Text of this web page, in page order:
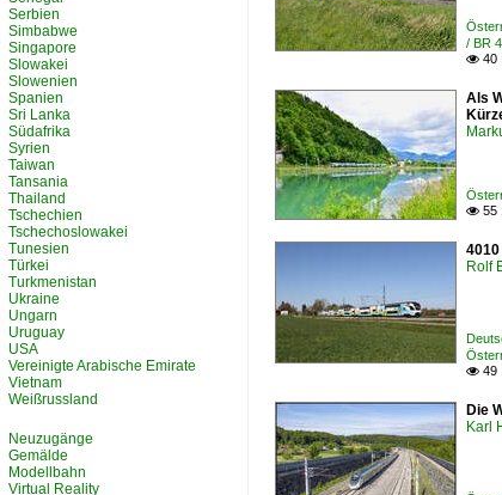
/ BR
 40
Als
 55
Rolf
 49
Die
Karl
Serbien
Simbabwe
Singapore
Slowakei
Slowenien
Spanien
Sri Lanka
Südafrika
Syrien
Taiwan
Tansania
Thailand
Tschechien
Tschechoslowakei
Tunesien
Türkei
Turkmenistan
Ukraine
Ungarn
Uruguay
USA
Vereinigte Arabische Emirate
Vietnam
Weißrussland
Neuzugänge
Gemälde
Modellbahn
Virtual Reality